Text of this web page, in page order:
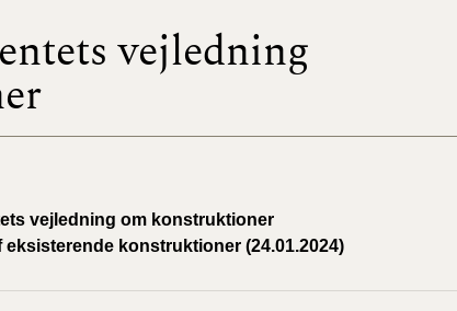
BR18 (1/1- 31/12
2023)
BR18 (1/1 - 30/6
vejledning
vejledning om konstruktioner
konstruktioner (24.01.2024)